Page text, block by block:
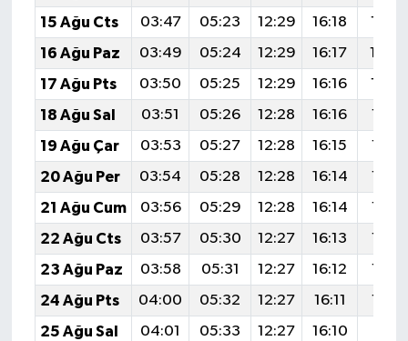
15 Ağu Cts
03:47 05:23 12:29 16:18
19:25
16 Ağu Paz
03:49 05:24 12:29 16:17
17 Ağu Pts
03:50 05:25 12:29 16:16
19:22
18 Ağu Sal
03:51 05:26 12:28 16:16
19:21
19 Ağu Çar
03:53 05:27 12:28 16:15
19:19
20 Ağu Per
03:54 05:28 12:28 16:14
19:18
21 Ağu Cum
03:56 05:29 12:28 16:14
19:17
22 Ağu Cts
03:57 05:30 12:27 16:13
19:15
23 Ağu Paz
03:58 05:31 12:27 16:12
19:14
24 Ağu Pts
04:00 05:32 12:27 16:11
19:12
25 Ağu Sal
04:01 05:33 12:27 16:10